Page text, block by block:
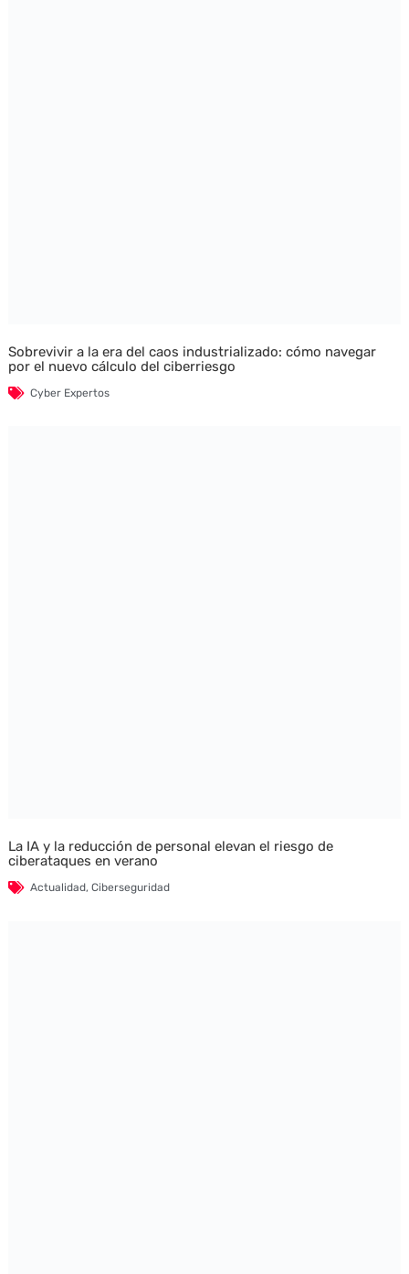
Sobrevivir a la era del caos industrializado: cómo navegar
por el nuevo cálculo del ciberriesgo
Cyber Expertos
La IA y la reducción de personal elevan el riesgo de
ciberataques en verano
Actualidad, Ciberseguridad